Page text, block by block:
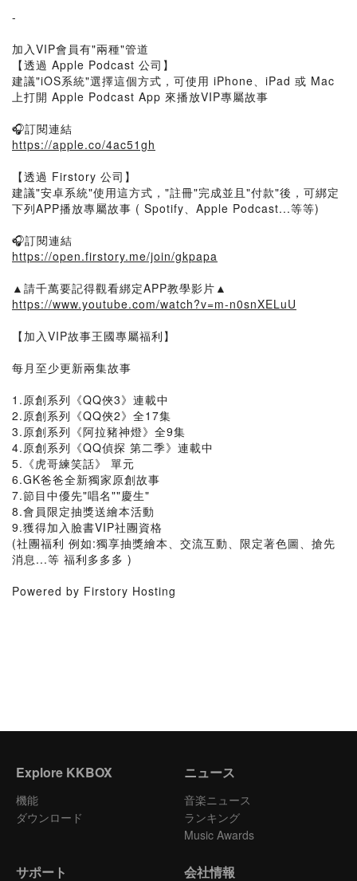
-
加入VIP會員有"兩種"管道
【透過 Apple Podcast 公司】
建議"iOS系統"選擇這個方式，可使用 iPhone、iPad 或 Mac
上打開 Apple Podcast App 來播放VIP專屬故事
🎧訂閱連結
https://apple.co/4ac51gh
【透過 Firstory 公司】
建議"安卓系統"使用這方式，"註冊"完成並且"付款"後，可綁定
下列APP播放專屬故事 ( Spotify、Apple Podcast...等等)
🎧訂閱連結
https://open.firstory.me/join/gkpapa
▲請千萬要記得觀看綁定APP教學影片▲
https://www.youtube.com/watch?v=m-n0snXELuU
【加入VIP故事王國專屬福利】
每月至少更新兩集故事
1.原創系列《QQ俠3》連載中
2.原創系列《QQ俠2》全17集
3.原創系列《阿拉豬神燈》全9集
4.原創系列《QQ偵探 第二季》連載中
5.《虎哥練笑話》 單元
6.GK爸爸全新獨家原創故事
7.節目中優先"唱名""慶生"
8.會員限定抽獎送繪本活動
9.獲得加入臉書VIP社團資格
(社團福利 例如:獨享抽獎繪本、交流互動、限定著色圖、搶先
消息...等 福利多多多 )
Powered by Firstory Hosting
Explore KKBOX
機能
ダウンロード
ニュース
音楽ニュース
ランキング
Music Awards
サポート 会社情報